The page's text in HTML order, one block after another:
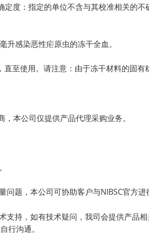
度：指定的单位不含与其校准相关的
感染恶性疟原虫的冻干全血。
至使用。请注意：由于冻干材料的固有
本公司仅提供产品代理采购业务。
题，本公司可协助客户与NIBSC官方
支持，如有技术疑问，我司会提供产品
行沟通。